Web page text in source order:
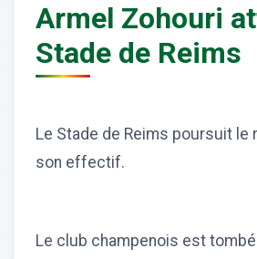
Armel Zohouri
Stade de Reims
Le Stade de Reims poursuit le
son effectif.
Le club champenois est